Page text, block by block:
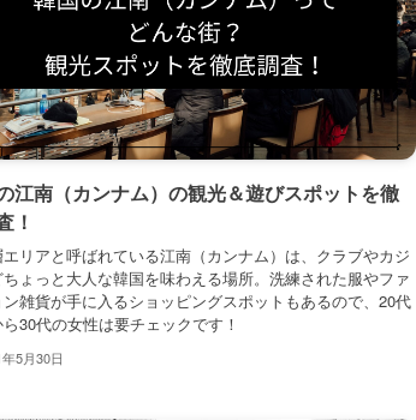
江南（カンナム）の観光＆遊びスポットを徹
！
リアと呼ばれている江南（カンナム）は、クラブやカジ
ちょっと大人な韓国を味わえる場所。洗練された服やファ
ン雑貨が手に入るショッピングスポットもあるので、20代
30代の女性は要チェックです！
5月30日